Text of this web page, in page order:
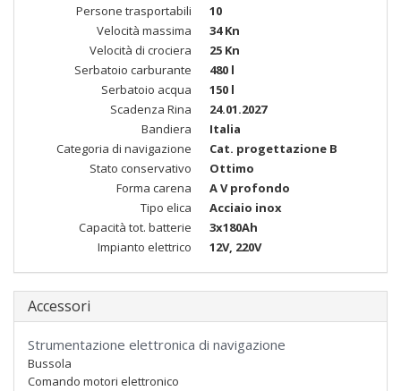
Persone trasportabili
10
Velocità massima
34 Kn
Velocità di crociera
25 Kn
Serbatoio carburante
480 l
Serbatoio acqua
150 l
Scadenza Rina
24.01.2027
Bandiera
Italia
Categoria di navigazione
Cat. progettazione B
Stato conservativo
Ottimo
Forma carena
A V profondo
Tipo elica
Acciaio inox
Capacità tot. batterie
3x180Ah
Impianto elettrico
12V, 220V
Accessori
Strumentazione elettronica di navigazione
Bussola
Comando motori elettronico